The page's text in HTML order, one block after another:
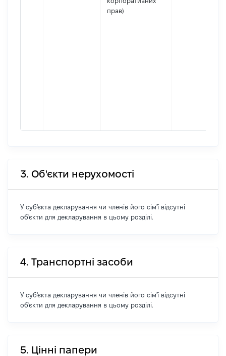
прав)
3. Об'єкти нерухомості
У суб'єкта декларування чи членів його сім'ї відсутні
об'єкти для декларування в цьому розділі.
4. Транспортні засоби
У суб'єкта декларування чи членів його сім'ї відсутні
об'єкти для декларування в цьому розділі.
5. Цінні папери